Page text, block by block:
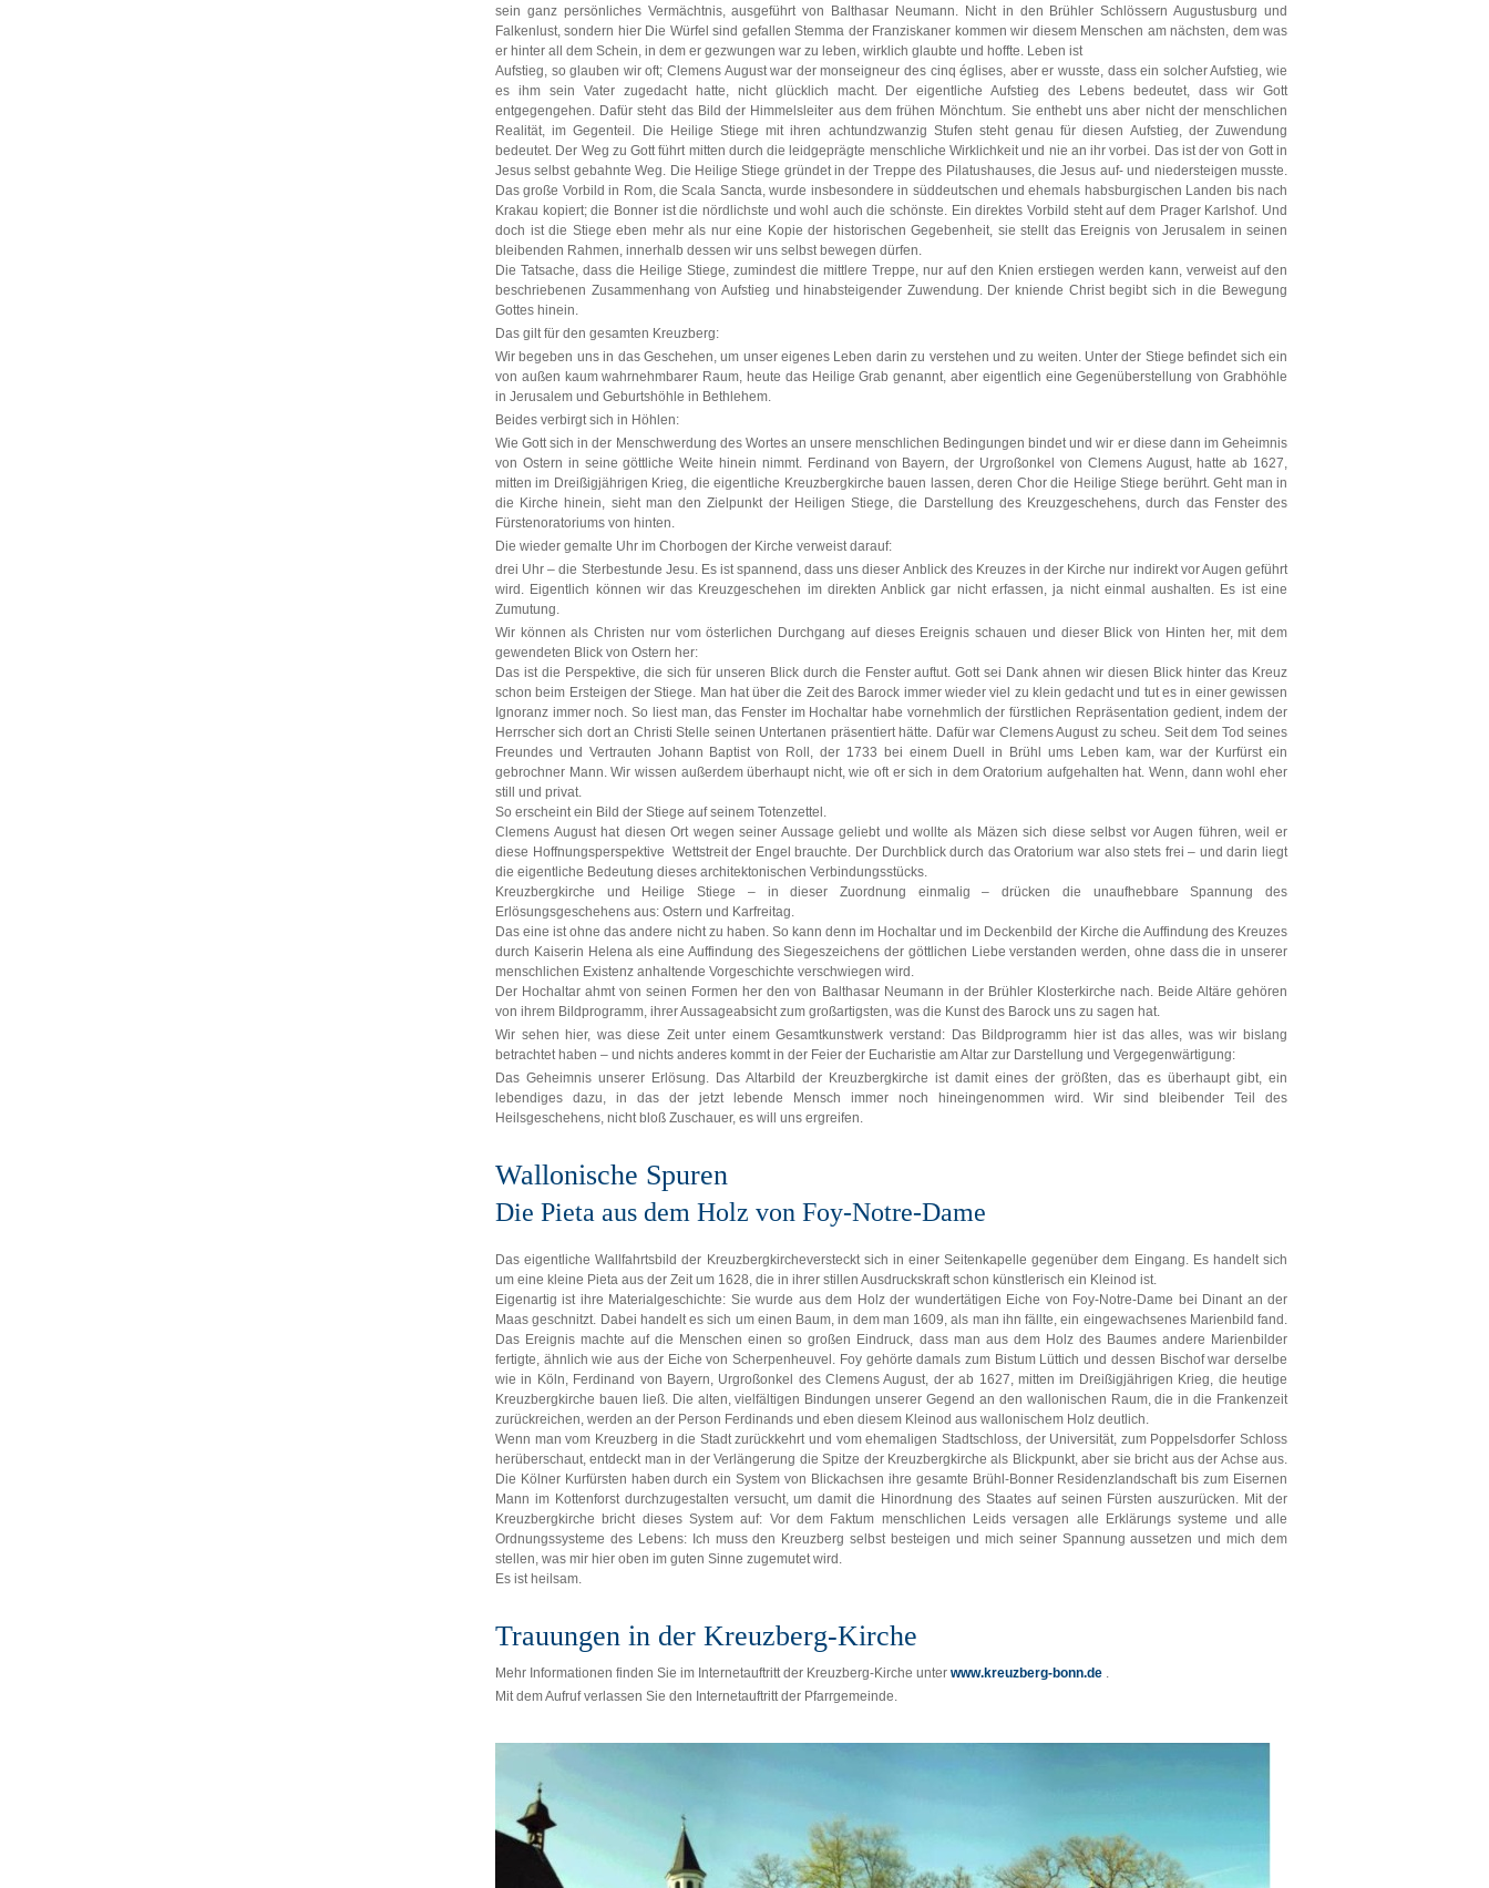
sein ganz persönliches Vermächtnis, ausgeführt von Balthasar Neumann. Nicht in den Brühler Schlössern Augustusburg und
Falkenlust, sondern hier Die Würfel sind gefallen Stemma der Franziskaner kommen wir diesem Menschen am nächsten, dem was
er hinter all dem Schein, in dem er gezwungen war zu leben, wirklich glaubte und hoffte. Leben ist
Aufstieg, so glauben wir oft; Clemens August war der monseigneur des cinq églises, aber er wusste, dass ein solcher Aufstieg, wie
es ihm sein Vater zugedacht hatte, nicht glücklich macht. Der eigentliche Aufstieg des Lebens bedeutet, dass wir Gott
entgegengehen. Dafür steht das Bild der Himmelsleiter aus dem frühen Mönchtum. Sie enthebt uns aber nicht der menschlichen
Realität, im Gegenteil. Die Heilige Stiege mit ihren achtundzwanzig Stufen steht genau für diesen Aufstieg, der Zuwendung
bedeutet. Der Weg zu Gott führt mitten durch die leidgeprägte menschliche Wirklichkeit und nie an ihr vorbei. Das ist der von Gott in
Jesus selbst gebahnte Weg. Die Heilige Stiege gründet in der Treppe des Pilatushauses, die Jesus auf- und niedersteigen musste.
Das große Vorbild in Rom, die Scala Sancta, wurde insbesondere in süddeutschen und ehemals habsburgischen Landen bis nach
Krakau kopiert; die Bonner ist die nördlichste und wohl auch die schönste. Ein direktes Vorbild steht auf dem Prager Karlshof. Und
doch ist die Stiege eben mehr als nur eine Kopie der historischen Gegebenheit, sie stellt das Ereignis von Jerusalem in seinen
bleibenden Rahmen, innerhalb dessen wir uns selbst bewegen dürfen.
Die Tatsache, dass die Heilige Stiege, zumindest die mittlere Treppe, nur auf den Knien erstiegen werden kann, verweist auf den
beschriebenen Zusammenhang von Aufstieg und hinabsteigender Zuwendung. Der kniende Christ begibt sich in die Bewegung
Gottes hinein.
Das gilt für den gesamten Kreuzberg:
Wir begeben uns in das Geschehen, um unser eigenes Leben darin zu verstehen und zu weiten. Unter der Stiege befindet sich ein
von außen kaum wahrnehmbarer Raum, heute das Heilige Grab genannt, aber eigentlich eine Gegenüberstellung von Grabhöhle
in Jerusalem und Geburtshöhle in Bethlehem.
Beides verbirgt sich in Höhlen:
Wie Gott sich in der Menschwerdung des Wortes an unsere menschlichen Bedingungen bindet und wir er diese dann im Geheimnis
von Ostern in seine göttliche Weite hinein nimmt. Ferdinand von Bayern, der Urgroßonkel von Clemens August, hatte ab 1627,
mitten im Dreißigjährigen Krieg, die eigentliche Kreuzbergkirche bauen lassen, deren Chor die Heilige Stiege berührt. Geht man in
die Kirche hinein, sieht man den Zielpunkt der Heiligen Stiege, die Darstellung des Kreuzgeschehens, durch das Fenster des
Fürstenoratoriums von hinten.
Die wieder gemalte Uhr im Chorbogen der Kirche verweist darauf:
drei Uhr – die Sterbestunde Jesu. Es ist spannend, dass uns dieser Anblick des Kreuzes in der Kirche nur indirekt vor Augen geführt
wird. Eigentlich können wir das Kreuzgeschehen im direkten Anblick gar nicht erfassen, ja nicht einmal aushalten. Es ist eine
Zumutung.
Wir können als Christen nur vom österlichen Durchgang auf dieses Ereignis schauen und dieser Blick von Hinten her, mit dem
gewendeten Blick von Ostern her:
Das ist die Perspektive, die sich für unseren Blick durch die Fenster auftut. Gott sei Dank ahnen wir diesen Blick hinter das Kreuz
schon beim Ersteigen der Stiege. Man hat über die Zeit des Barock immer wieder viel zu klein gedacht und tut es in einer gewissen
Ignoranz immer noch. So liest man, das Fenster im Hochaltar habe vornehmlich der fürstlichen Repräsentation gedient, indem der
Herrscher sich dort an Christi Stelle seinen Untertanen präsentiert hätte. Dafür war Clemens August zu scheu. Seit dem Tod seines
Freundes und Vertrauten Johann Baptist von Roll, der 1733 bei einem Duell in Brühl ums Leben kam, war der Kurfürst ein
gebrochner Mann. Wir wissen außerdem überhaupt nicht, wie oft er sich in dem Oratorium aufgehalten hat. Wenn, dann wohl eher
still und privat.
So erscheint ein Bild der Stiege auf seinem Totenzettel.
Clemens August hat diesen Ort wegen seiner Aussage geliebt und wollte als Mäzen sich diese selbst vor Augen führen, weil er
diese Hoffnungsperspektive Wettstreit der Engel brauchte. Der Durchblick durch das Oratorium war also stets frei – und darin liegt
die eigentliche Bedeutung dieses architektonischen Verbindungsstücks.
Kreuzbergkirche und Heilige Stiege – in dieser Zuordnung einmalig – drücken die unaufhebbare Spannung des
Erlösungsgeschehens aus: Ostern und Karfreitag.
Das eine ist ohne das andere nicht zu haben. So kann denn im Hochaltar und im Deckenbild der Kirche die Auffindung des Kreuzes
durch Kaiserin Helena als eine Auffindung des Siegeszeichens der göttlichen Liebe verstanden werden, ohne dass die in unserer
menschlichen Existenz anhaltende Vorgeschichte verschwiegen wird.
Der Hochaltar ahmt von seinen Formen her den von Balthasar Neumann in der Brühler Klosterkirche nach. Beide Altäre gehören
von ihrem Bildprogramm, ihrer Aussageabsicht zum großartigsten, was die Kunst des Barock uns zu sagen hat.
Wir sehen hier, was diese Zeit unter einem Gesamtkunstwerk verstand: Das Bildprogramm hier ist das alles, was wir bislang
betrachtet haben – und nichts anderes kommt in der Feier der Eucharistie am Altar zur Darstellung und Vergegenwärtigung:
Das Geheimnis unserer Erlösung. Das Altarbild der Kreuzbergkirche ist damit eines der größten, das es überhaupt gibt, ein
lebendiges dazu, in das der jetzt lebende Mensch immer noch hineingenommen wird. Wir sind bleibender Teil des
Heilsgeschehens, nicht bloß Zuschauer, es will uns ergreifen.
Wallonische Spuren
Die Pieta aus dem Holz von Foy-Notre-Dame
Das eigentliche Wallfahrtsbild der Kreuzbergkircheversteckt sich in einer Seitenkapelle gegenüber dem Eingang. Es handelt sich
um eine kleine Pieta aus der Zeit um 1628, die in ihrer stillen Ausdruckskraft schon künstlerisch ein Kleinod ist.
Eigenartig ist ihre Materialgeschichte: Sie wurde aus dem Holz der wundertätigen Eiche von Foy-Notre-Dame bei Dinant an der
Maas geschnitzt. Dabei handelt es sich um einen Baum, in dem man 1609, als man ihn fällte, ein eingewachsenes Marienbild fand.
Das Ereignis machte auf die Menschen einen so großen Eindruck, dass man aus dem Holz des Baumes andere Marienbilder
fertigte, ähnlich wie aus der Eiche von Scherpenheuvel. Foy gehörte damals zum Bistum Lüttich und dessen Bischof war derselbe
wie in Köln, Ferdinand von Bayern, Urgroßonkel des Clemens August, der ab 1627, mitten im Dreißigjährigen Krieg, die heutige
Kreuzbergkirche bauen ließ. Die alten, vielfältigen Bindungen unserer Gegend an den wallonischen Raum, die in die Frankenzeit
zurückreichen, werden an der Person Ferdinands und eben diesem Kleinod aus wallonischem Holz deutlich.
Wenn man vom Kreuzberg in die Stadt zurückkehrt und vom ehemaligen Stadtschloss, der Universität, zum Poppelsdorfer Schloss
herüberschaut, entdeckt man in der Verlängerung die Spitze der Kreuzbergkirche als Blickpunkt, aber sie bricht aus der Achse aus.
Die Kölner Kurfürsten haben durch ein System von Blickachsen ihre gesamte Brühl-Bonner Residenzlandschaft bis zum Eisernen
Mann im Kottenforst durchzugestalten versucht, um damit die Hinordnung des Staates auf seinen Fürsten auszurücken. Mit der
Kreuzbergkirche bricht dieses System auf: Vor dem Faktum menschlichen Leids versagen alle Erklärungs systeme und alle
Ordnungssysteme des Lebens: Ich muss den Kreuzberg selbst besteigen und mich seiner Spannung aussetzen und mich dem
stellen, was mir hier oben im guten Sinne zugemutet wird.
Es ist heilsam.
Trauungen in der Kreuzberg-Kirche
Mehr Informationen finden Sie im Internetauftritt der Kreuzberg-Kirche unter www.kreuzberg-bonn.de .
Mit dem Aufruf verlassen Sie den Internetauftritt der Pfarrgemeinde.